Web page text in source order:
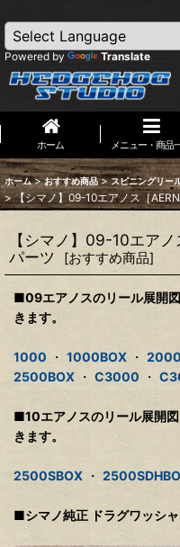
Powered by Translate
ホーム メニュー・商品
ホーム > おすすめ商品 > スピニングリー
> 【シマノ】09-10エアノス［
【シマノ】09-10エア
パーツ
[おすすめ商品]
■09エアノスのリール展開
きます。
1000 ・ 1000BOX ・ 2000
2500BOX ・ C3000 ・
■10エアノスのリール展開
きます。
2500SBOX ・
■シマノ純正 ドラグワッシ